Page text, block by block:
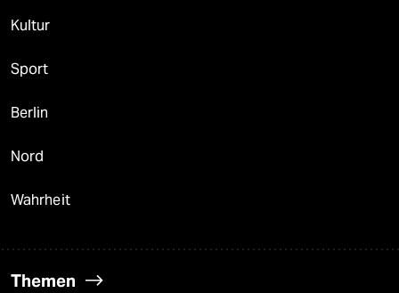
Kultur
Sport
Berlin
Nord
Wahrheit
Themen